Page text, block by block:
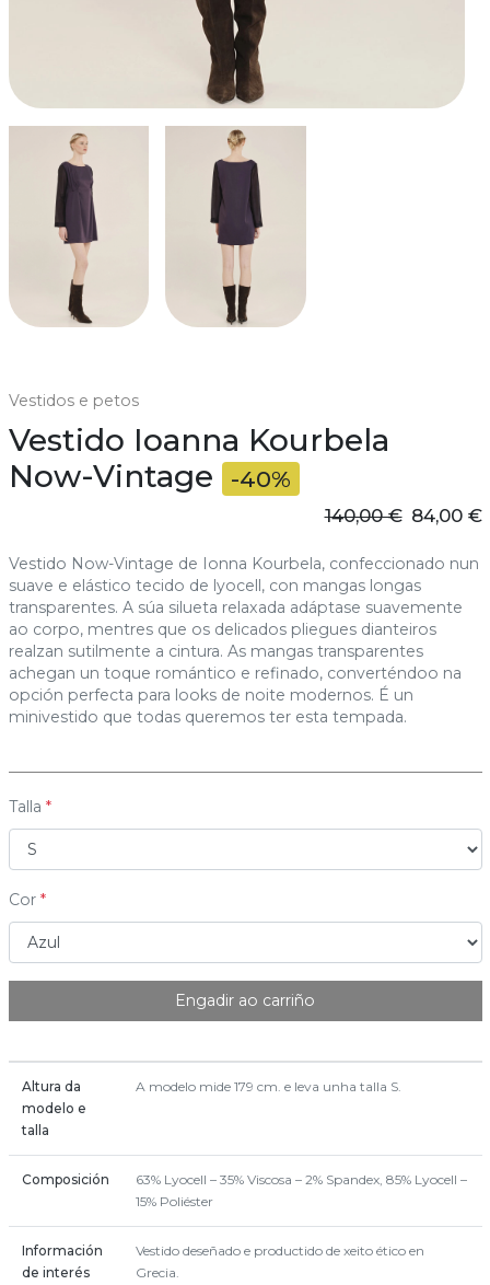
Vestidos e petos
Vestido Ioanna Kourbela
Now-Vintage
-40%
140,00 € 84,00 €
Vestido Now-Vintage de Ionna Kourbela, confeccionado nun
suave e elástico tecido de lyocell, con mangas longas
transparentes. A súa silueta relaxada adáptase suavemente
ao corpo, mentres que os delicados pliegues dianteiros
realzan sutilmente a cintura. As mangas transparentes
achegan un toque romántico e refinado, converténdoo na
opción perfecta para looks de noite modernos. É un
minivestido que todas queremos ter esta tempada.
Talla
Cor
Engadir ao carriño
Altura da
modelo e
talla
A modelo mide 179 cm. e leva unha talla S.
Composición
63% Lyocell – 35% Viscosa – 2% Spandex, 85% Lyocell –
15% Poliéster
Información
de interés
Vestido deseñado e productido de xeito ético en
Grecia.